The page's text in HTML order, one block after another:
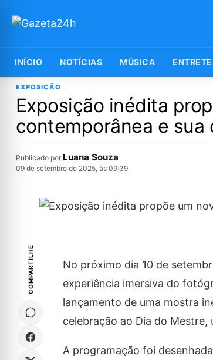
INÍCIO NOTÍCIAS MÚSICA
EXPOSIÇÃO
Exposição inédita
contemporânea e sua
Publicado por Luana Souza
09 de setembro de 2025, às 09:39
COMPARTILHE
No próximo dia 10 de
experiência imersiva do
lançamento de uma mostra
celebração ao Dia do
A programação foi